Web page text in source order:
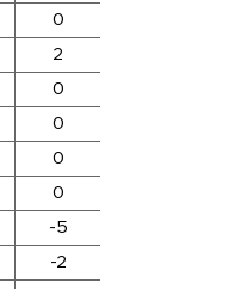
0
2
0
0
0
0
-5
-2